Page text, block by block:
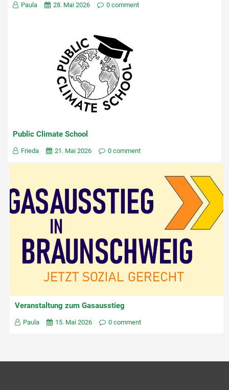
Paula 28. Mai 2026 0 comment
Public Climate School
Frieda 21. Mai 2026 0 comment
Veranstaltung zum Gasausstieg
Paula 15. Mai 2026 0 comment